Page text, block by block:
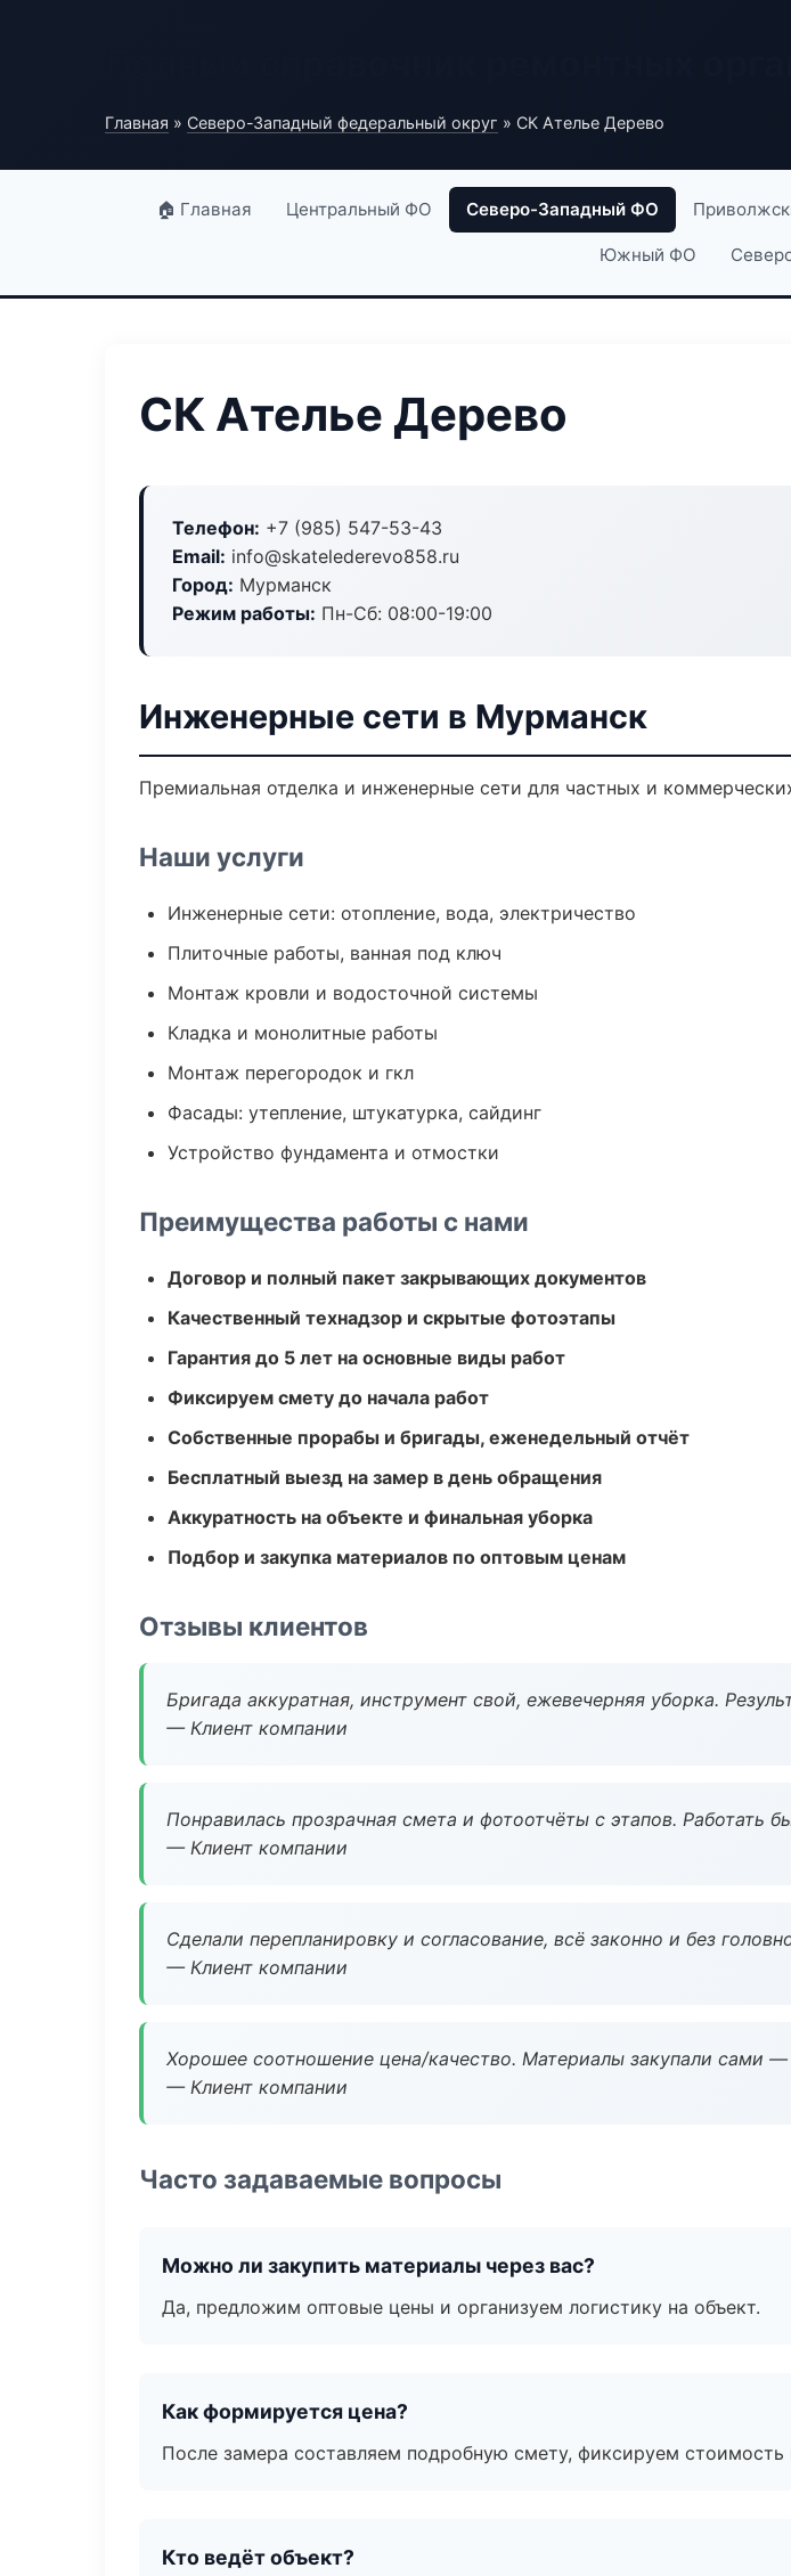
Главная » Северо-Западный федеральный округ » СК Ателье Дерево
🏠 Главная Центральный ФО Северо-Западный ФО
Южный ФО
СК Ателье Дерево
Телефон: +7 (985) 547-53-43
Email: info@skatelederevo858.ru
Город: Мурманск
Режим работы: Пн-Сб: 08:00-19:00
Инженерные сети в Мурманск
Премиальная отделка и инженерные сети для частных и
Наши услуги
Инженерные сети: отопление, вода, электричество
Плиточные работы, ванная под ключ
Монтаж кровли и водосточной системы
Кладка и монолитные работы
Монтаж перегородок и гкл
Фасады: утепление, штукатурка, сайдинг
Устройство фундамента и отмостки
Преимущества работы с нами
Договор и полный пакет закрывающих документов
Качественный технадзор и скрытые фотоэтапы
Гарантия до 5 лет на основные виды работ
Фиксируем смету до начала работ
Собственные прорабы и бригады, еженедельный отчёт
Бесплатный выезд на замер в день обращения
Аккуратность на объекте и финальная уборка
Подбор и закупка материалов по оптовым ценам
Отзывы клиентов
Бригада аккуратная, инструмент свой, ежевечерняя уборка.
— Клиент компании
Понравилась прозрачная смета и фотоотчёты с этапов. Работать
— Клиент компании
Сделали перепланировку и согласование, всё законно и без
— Клиент компании
Хорошее соотношение цена/качество. Материалы закупали сами
— Клиент компании
Часто задаваемые вопросы
Можно ли закупить материалы через вас?
Да, предложим оптовые цены и организуем логистику на объект.
Как формируется цена?
После замера составляем подробную смету, фиксируем стоимость
Кто ведёт объект?